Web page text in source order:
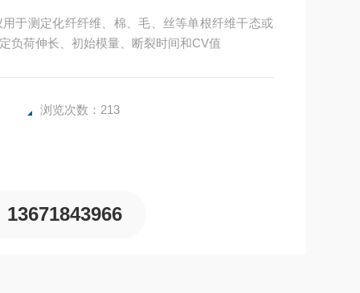
于测定化纤纤维、棉、毛、丝等单根纤维干态或
负荷伸长、初始模量、断裂时间和CV值
浏览次数：213
13671843966